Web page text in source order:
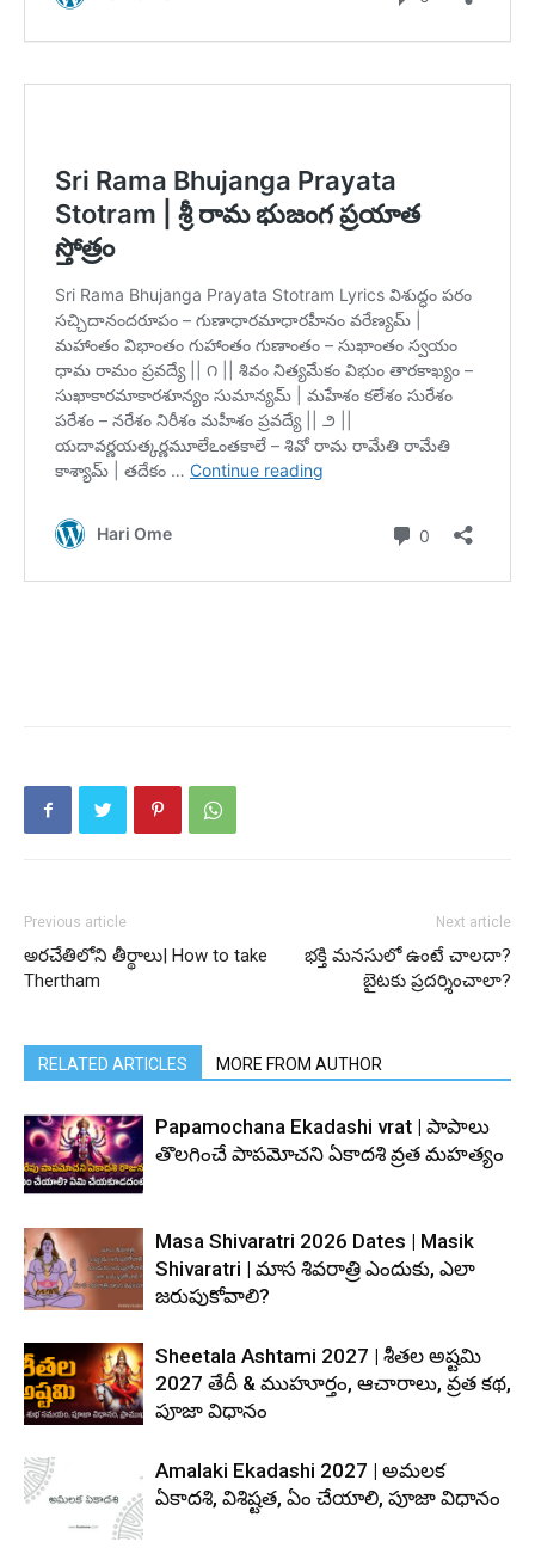
Previous article
అరచేతిలోని తీర్థాలు| How to take
Thertham
Next article
భక్తి మనసులో ఉంటే చాలదా?
బైటకు ప్రదర్శించాలా?
RELATED ARTICLES MORE FROM AUTHOR
Papamochana Ekadashi vrat | పాపాలు
తొలగించే పాపమోచని ఏకాదశి వ్రత మహత్యం
Masa Shivaratri 2026 Dates | Masik
Shivaratri | మాస శివరాత్రి ఎందుకు, ఎలా
జరుపుకోవాలి?
Sheetala Ashtami 2027 | శీతల అష్టమి
2027 తేదీ & ముహూర్తం, ఆచారాలు, వ్రత కథ,
పూజా విధానం
Amalaki Ekadashi 2027 | అమలక
ఏకాదశి, విశిష్టత, ఏం చేయాలి, పూజా విధానం